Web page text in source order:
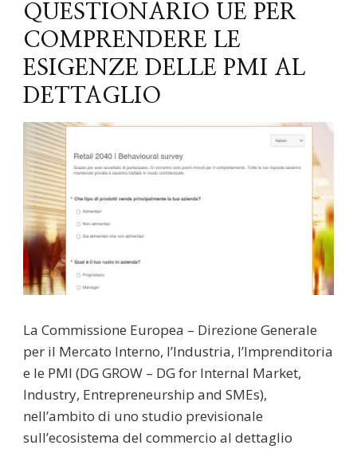
QUESTIONARIO UE PER
COMPRENDERE LE
ESIGENZE DELLE PMI AL
DETTAGLIO
La Commissione Europea – Direzione Generale
per il Mercato Interno, l’Industria, l’Imprenditoria
e le PMI (DG GROW – DG for Internal Market,
Industry, Entrepreneurship and SMEs),
nell’ambito di uno studio previsionale
sull’ecosistema del commercio al dettaglio